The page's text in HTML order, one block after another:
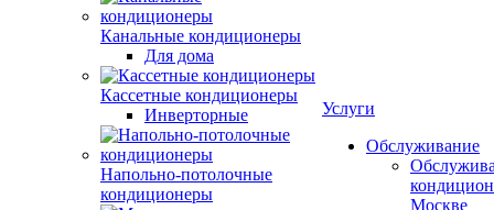
Канальные кондиционеры
Для дома
Кассетные кондиционеры
Инверторные
Напольно-потолочные
кондиционеры
Услуги
Обслуживание
Москве